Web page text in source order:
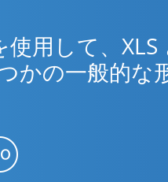
用して、XLS
かの一般的な